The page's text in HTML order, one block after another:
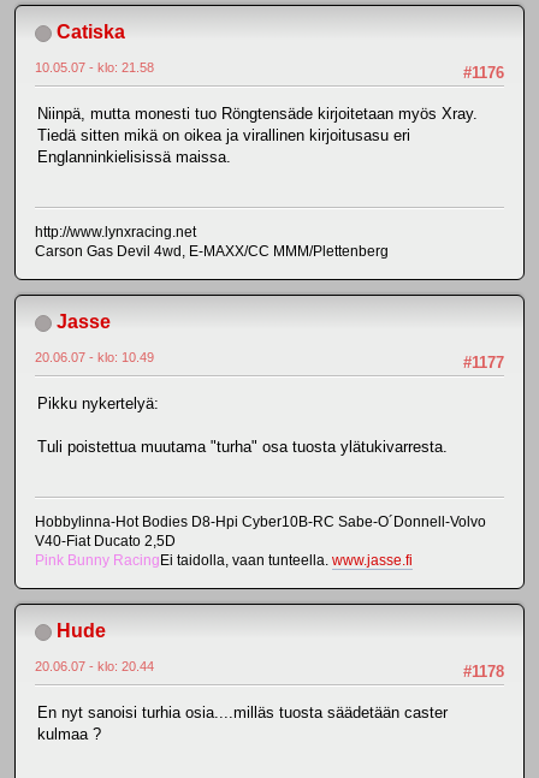
Catiska
#1176
10.05.07 - klo: 21.58
Niinpä, mutta monesti tuo Röngtensäde kirjoitetaan myös Xray.
Tiedä sitten mikä on oikea ja virallinen kirjoitusasu eri
Englanninkielisissä maissa.
http://www.lynxracing.net
Carson Gas Devil 4wd, E-MAXX/CC MMM/Plettenberg
Jasse
#1177
20.06.07 - klo: 10.49
Pikku nykertelyä:
Tuli poistettua muutama "turha" osa tuosta ylätukivarresta.
Hobbylinna-Hot Bodies D8-Hpi Cyber10B-RC Sabe-O´Donnell-Volvo
V40-Fiat Ducato 2,5D
Pink Bunny Racing Ei taidolla, vaan tunteella. www.jasse.fi
Hude
#1178
20.06.07 - klo: 20.44
En nyt sanoisi turhia osia....milläs tuosta säädetään caster
kulmaa ?